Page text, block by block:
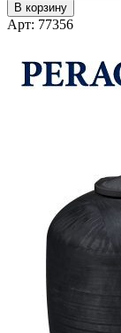
В корзину
Арт: 77356